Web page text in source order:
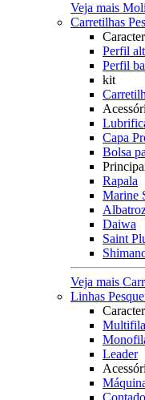
Veja mais
Carretilhas
Perfil
Perfil
kit
Capa
Bolsa
Rapala
Marine
Daiwa
Saint
Veja mais
Linhas
Leader